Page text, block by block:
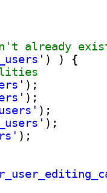
already
) ) {
);
);
);
);
);